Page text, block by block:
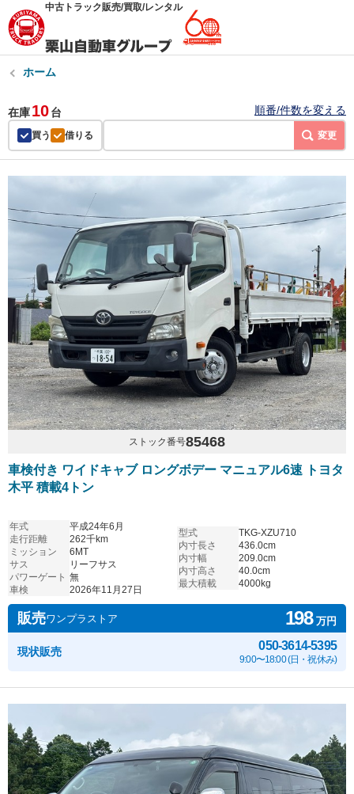
中古トラック販売/買取/レンタル
ホーム
在庫10台 順番/件数を変える
買う 借りる 変更
ストック番号85468
車検付き ワイドキャブ ロングボデー マニュアル6速 トヨタ
木平 積載4トン
年式
平成24年6月
走行距離
262千km
ミッション
6MT
サス
リーフサス
パワーゲート 無
車検
2026年11月27日
型式
TKG-XZU710
内寸長さ
436.0cm
内寸幅
209.0cm
内寸高さ
40.0cm
最大積載
4000kg
販売ワンプラストア 198万円
現状販売 050-3614-5395
9:00〜18:00 (日・祝休み)